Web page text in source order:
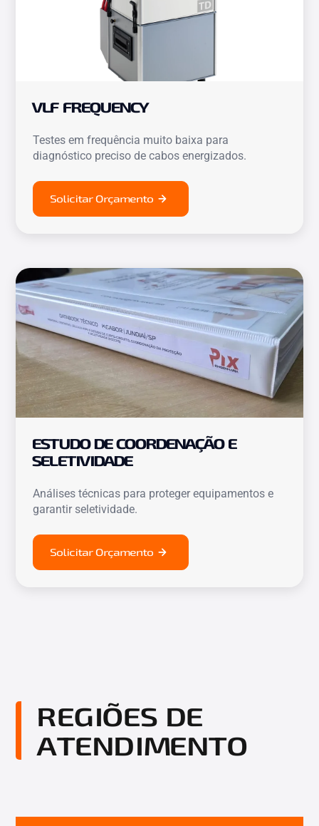
VLF FREQUENCY
Testes em frequência muito baixa para
diagnóstico preciso de cabos energizados.
Solicitar Orçamento
ESTUDO DE COORDENAÇÃO E
SELETIVIDADE
Análises técnicas para proteger equipamentos e
garantir seletividade.
Solicitar Orçamento
REGIÕES DE
ATENDIMENTO